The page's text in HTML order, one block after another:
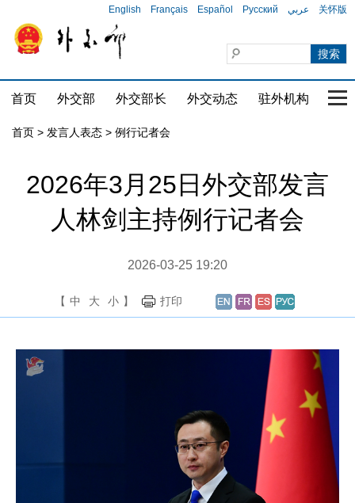
English Français Español Русский عربي 关怀版
首页 外交部 外交部长 外交动态 驻外机构 国
首页 > 发言人表态 > 例行记者会
2026年3月25日外交部发言
人林剑主持例行记者会
2026-03-25 19:20
【 中 大 小 】 打印